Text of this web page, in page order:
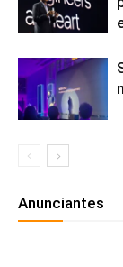
Anunciantes